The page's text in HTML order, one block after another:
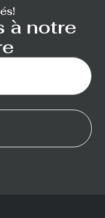
à notre